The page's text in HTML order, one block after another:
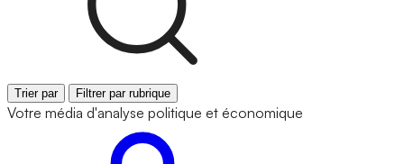
Trier par Filtrer par rubrique
Votre média d'analyse politique et économique